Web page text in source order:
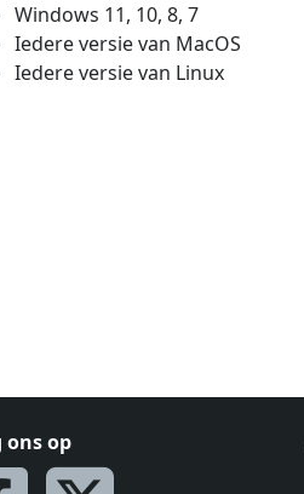
Windows 11, 10, 8, 7
Iedere versie van MacOS
Iedere versie van Linux
ons op